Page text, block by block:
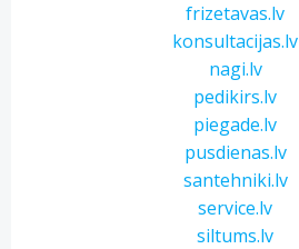
frizetavas.lv
konsultacijas.lv
nagi.lv
pedikirs.lv
piegade.lv
pusdienas.lv
santehniki.lv
service.lv
siltums.lv